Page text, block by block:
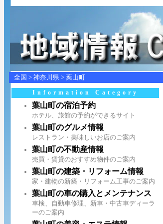
全国 > 神奈川県 > 葉山町
Information Category
葉山町の宿泊予約
ホテル、旅館の予約ができるサイト
葉山町のグルメ情報
レストラン・美味しいお店のご案内
葉山町の不動産情報
売買・賃貸のおすすめ物件のご案内
葉山町の建築・リフォーム情報
家・建物の新築・リフォーム工事のご案内
葉山町の車の購入とメンテナンス
車検、自動車修理、新車・中古車ディーラ
ーのご案内